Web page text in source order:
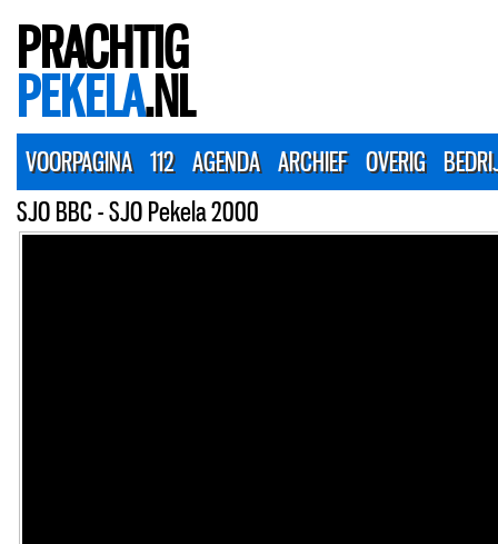
PRACHTIG
PEKELA.NL
VOORPAGINA 112 AGENDA ARCHIEF OVERIG
SJO BBC - SJO Pekela 2000